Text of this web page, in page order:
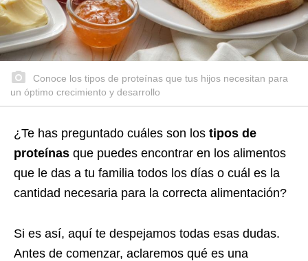
Conoce los tipos de proteínas que tus hijos necesitan para
un óptimo crecimiento y desarrollo
¿Te has preguntado cuáles son los tipos de
proteínas que puedes encontrar en los alimentos
que le das a tu familia todos los días o cuál es la
cantidad necesaria para la correcta alimentación?
Si es así, aquí te despejamos todas esas dudas.
Antes de comenzar, aclaremos qué es una